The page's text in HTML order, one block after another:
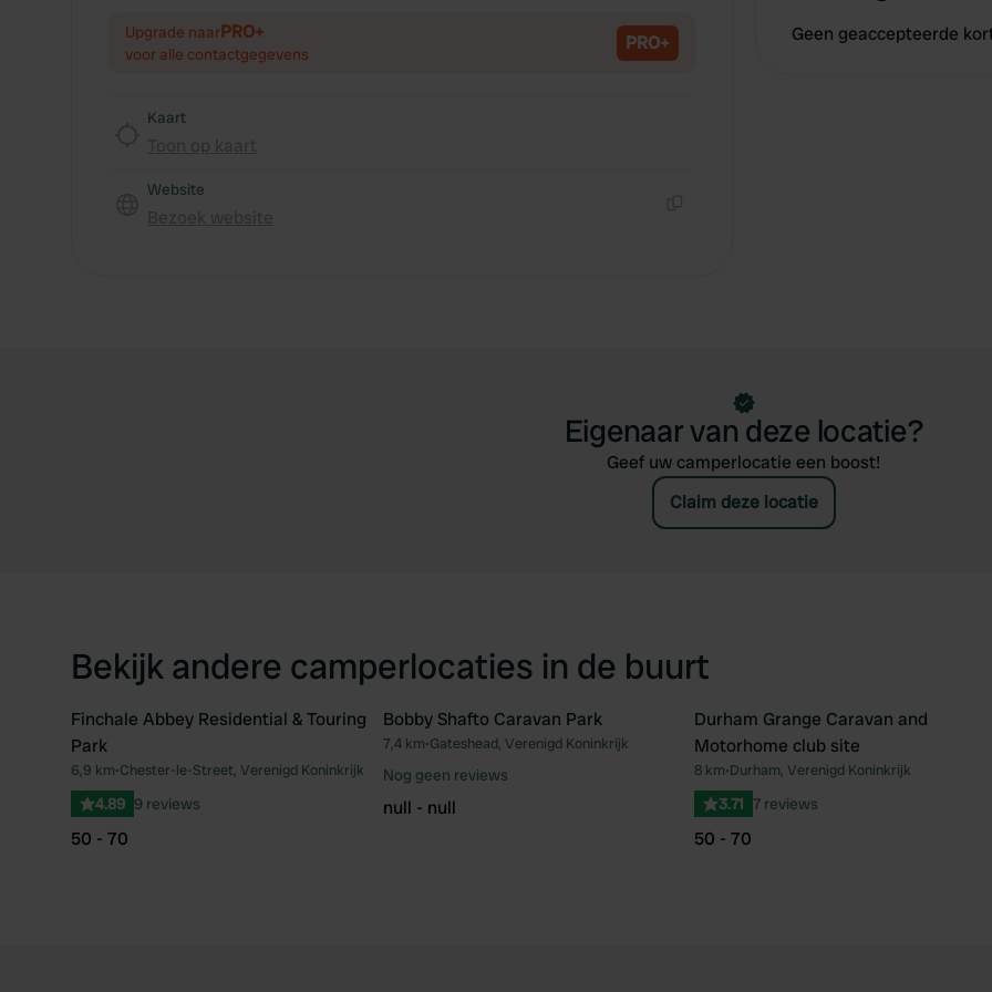
Upgrade naarPRO+
voor alle contactgegevens PRO+
Kaart
Website
Geen geaccepteerde
Eigenaar van deze locatie?
Geef uw camperlocatie een boost!
Claim deze locatie
Bekijk andere camperlocaties in de buurt
Favoriet
Finchale Abbey Residential & Touring
Park
6,9 km•Chester-le-Street, Verenigd Koninkrijk
4.89 9 reviews
50 - 70
Favoriet
Bobby Shafto Caravan Park
7,4 km•Gateshead, Verenigd Koninkrijk
Nog geen reviews
null - null
Durham Grange Caravan and
Motorhome club site
8 km•Durham, Verenigd Koninkrijk
3.71 7 reviews
50 - 70